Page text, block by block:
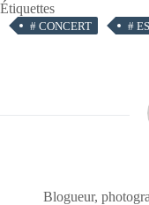
Étiquettes
# CONCERT #
Blogueur,